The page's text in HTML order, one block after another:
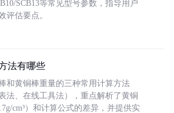
SCB13等常见型号参数，指导用户
评估要点。
法有哪些
和黄铜棒重量的三种常用计算方法
法、在线工具法），重点解析了黄铜
cm³）和计算公式的差异，并提供实